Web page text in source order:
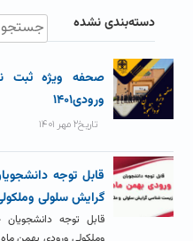
دسته‌بندی نشده
صحفه ویژه ثبت
ورودی۱۴۰۱
تاریخ۲ مهر ۱۴۰۱
قابل توجه
گرایش سلولی
قابل توجه